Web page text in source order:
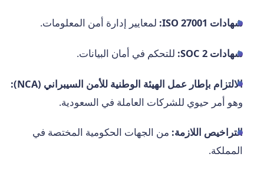
شهادات ISO 27001: لمعايير إدارة أمن المعلومات.
شهادات SOC 2: للتحكم في أمان البيانات.
الالتزام بإطار عمل الهيئة الوطنية للأمن السيبراني (NCA):
وهو أمر حيوي للشركات العاملة في السعودية.
التراخيص اللازمة: من الجهات الحكومية المختصة في
المملكة.